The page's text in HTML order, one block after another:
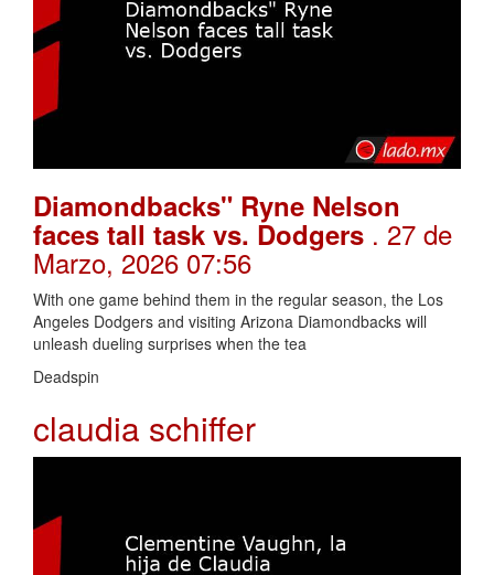
Diamondbacks" Ryne Nelson
faces tall task vs. Dodgers . 27 de
Marzo, 2026 07:56
With one game behind them in the regular season, the Los
Angeles Dodgers and visiting Arizona Diamondbacks will
unleash dueling surprises when the tea
Deadspin
claudia schiffer